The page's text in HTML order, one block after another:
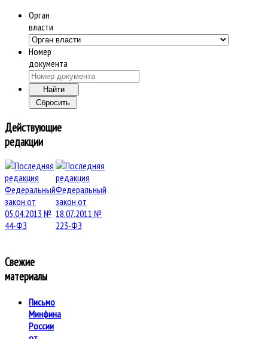
Орган
власти
Номер
документа
Действующие
редакции
Свежие
материалы
Письмо
Минфина
России